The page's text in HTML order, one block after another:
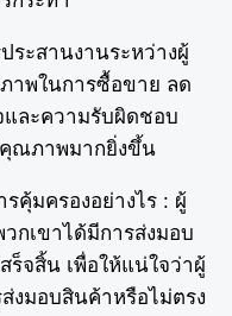
ะสานงานระหว่างผู้
าพในการซื้อขาย ลด
และความรับผิดชอบ
ณภาพมากยิ่งขึ้น
คุ้มครองอย่างไร : ผู้
กเขาได้มีการส่งมอบ
ร็จสิ้น เพื่อให้แน่ใจว่าผู้
งมอบสินค้าหรือไม่ตรง